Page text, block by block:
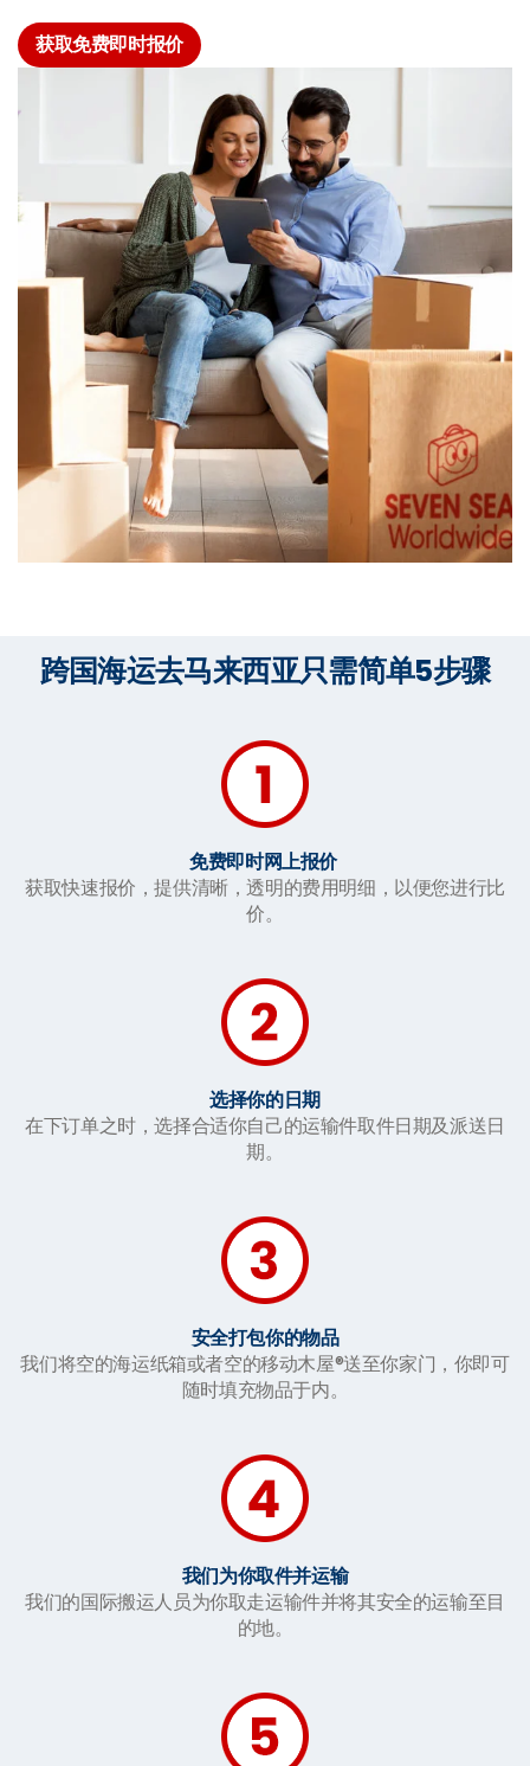
获取免费即时报价
跨国海运去马来西亚只需简单5步骤
免费即时网上报价
获取快速报价，提供清晰，透明的费用明细，以便您进行比
价。
选择你的日期
在下订单之时，选择合适你自己的运输件取件日期及派送日
期。
安全打包你的物品
我们将空的海运纸箱或者空的移动木屋®送至你家门，你即可
随时填充物品于内。
我们为你取件并运输
我们的国际搬运人员为你取走运输件并将其安全的运输至目
的地。